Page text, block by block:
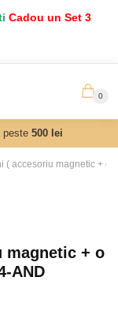
Cadou un Set 3
0
peste 500 lei
( accesoriu magnetic + o
magnetic + o
AND